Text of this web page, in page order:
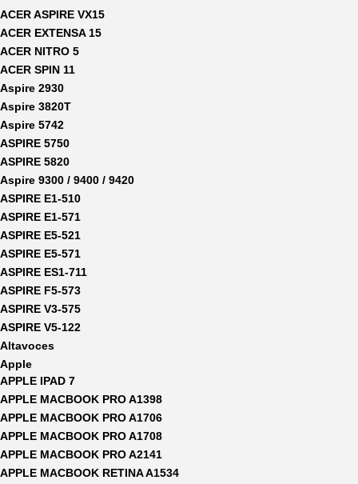
ACER ASPIRE VX15
ACER EXTENSA 15
ACER NITRO 5
ACER SPIN 11
Aspire 2930
Aspire 3820T
Aspire 5742
ASPIRE 5750
ASPIRE 5820
Aspire 9300 / 9400 / 9420
ASPIRE E1-510
ASPIRE E1-571
ASPIRE E5-521
ASPIRE E5-571
ASPIRE ES1-711
ASPIRE F5-573
ASPIRE V3-575
ASPIRE V5-122
Altavoces
Apple
APPLE IPAD 7
APPLE MACBOOK PRO A1398
APPLE MACBOOK PRO A1706
APPLE MACBOOK PRO A1708
APPLE MACBOOK PRO A2141
APPLE MACBOOK RETINA A1534